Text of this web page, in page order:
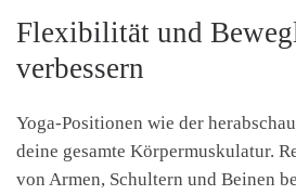
Flexibilität und
verbessern
Yoga-Positionen wie der
deine gesamte Körpermuskulatur.
von Armen, Schultern und Beinen